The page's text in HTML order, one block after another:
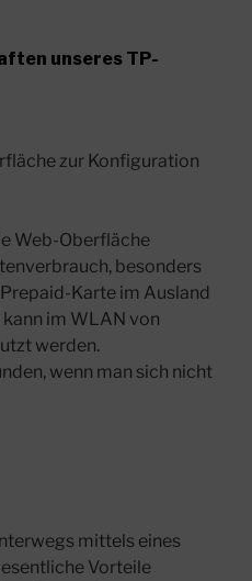
unseres TP-
zur Konfiguration
Web-Oberfläche
besonders
Karte im Ausland
im WLAN von
werden.
wenn man sich nicht
mittels eines
Vorteile